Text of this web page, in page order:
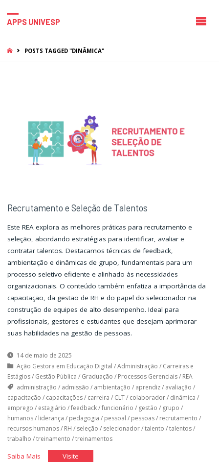
APPS UNIVESP
HOMEPOSTS TAGGED "DINÂMICA"
Recrutamento e Seleção de Talentos
Este REA explora as melhores práticas para recrutamento e
seleção, abordando estratégias para identificar, avaliar e
contratar talentos. Destacamos técnicas de feedback,
ambientação e dinâmicas de grupo, fundamentais para um
processo seletivo eficiente e alinhado às necessidades
organizacionais. O conteúdo também enfatiza a importância da
capacitação, da gestão de RH e do papel do selecionador na
construção de equipes de alto desempenho. Ideal para
profissionais, gestores e estudantes que desejam aprimorar
suas habilidades na gestão de pessoas.
14 de maio de 2025
Ação Gestora em Educação Digital /Administração / Carreiras e
Estágios/ Gestão Pública / Graduação / Processos Gerenciais/ REA
administração / admissão / ambientação / aprendiz/ avaliação /
capacitação / capacitações/ carreira / CLT/ colaborador/ dinâmica /
emprego / estagiário /feedback/funcionário / gestão / grupo /
humanos/ liderança / pedagogia / pessoal / pessoas/ recrutamento /
recursos humanos/ RH / seleção / selecionador/talento /talentos/
trabalho /treinamento /treinamentos
Saiba Mais"Recrutamento
Visite"Recrutamento